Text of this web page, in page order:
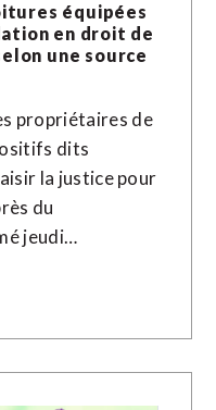
équipées
en droit de
une source
propriétaires de
dits
la justice pour
du
jeudi…